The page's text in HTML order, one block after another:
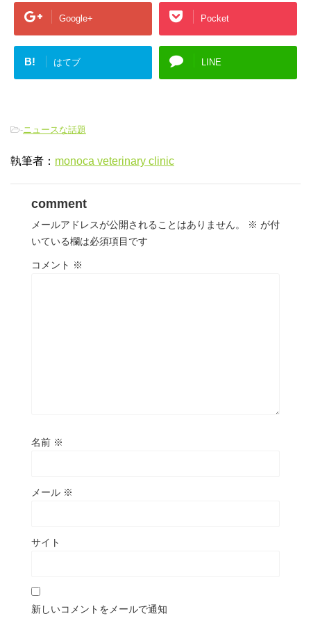
Google+ Pocket
B! はてブ LINE
-ニュースな話題
執筆者： monoca veterinary clinic
comment
メールアドレスが公開されることはありません。 ※ が付
いている欄は必須項目です
コメント ※
名前 ※
メール ※
サイト
新しいコメントをメールで通知